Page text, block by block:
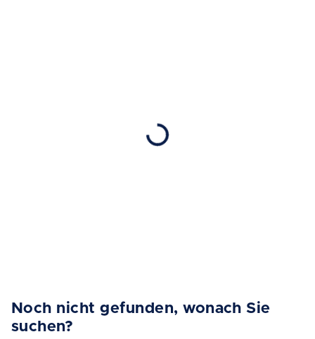
Noch nicht gefunden, wonach Sie
suchen?